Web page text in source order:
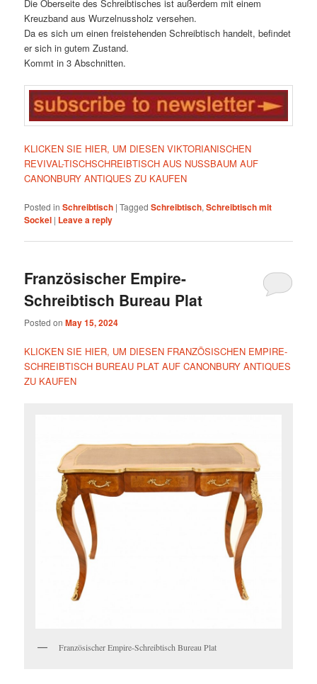
Die Oberseite des Schreibtisches ist außerdem mit einem
Kreuzband aus Wurzelnussholz versehen.
Da es sich um einen freistehenden Schreibtisch handelt, befindet
er sich in gutem Zustand.
Kommt in 3 Abschnitten.
KLICKEN SIE HIER, UM DIESEN VIKTORIANISCHEN
REVIVAL-TISCHSCHREIBTISCH AUS NUSSBAUM AUF
CANONBURY ANTIQUES ZU KAUFEN
Posted in Schreibtisch |Tagged Schreibtisch,Schreibtisch mit
Sockel | Leave a reply
Französischer Empire-
Schreibtisch Bureau Plat
Posted onMay 15, 2024
KLICKEN SIE HIER, UM DIESEN FRANZÖSISCHEN EMPIRE-
SCHREIBTISCH BUREAU PLAT AUF CANONBURY ANTIQUES
ZU KAUFEN
Französischer Empire-Schreibtisch Bureau Plat